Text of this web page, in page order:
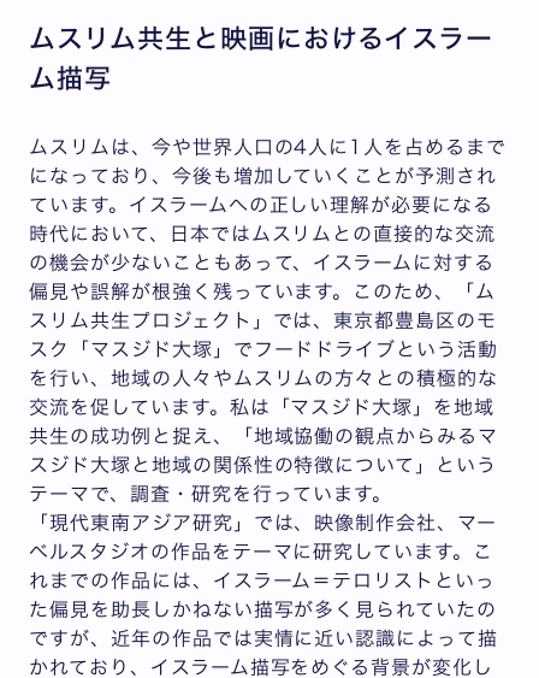
ムスリム共生と映画におけるイスラー
ム描写
ムスリムは、今や世界人口の4人に1人を占めるまで
になっており、今後も増加していくことが予測され
ています。イスラームへの正しい理解が必要になる
時代において、日本ではムスリムとの直接的な交流
の機会が少ないこともあって、イスラームに対する
偏見や誤解が根強く残っています。このため、「ム
スリム共生プロジェクト」では、東京都豊島区のモ
スク「マスジド大塚」でフードドライブという活動
を行い、地域の人々やムスリムの方々との積極的な
交流を促しています。私は「マスジド大塚」を地域
共生の成功例と捉え、「地域協働の観点からみるマ
スジド大塚と地域の関係性の特徴について」という
テーマで、調査・研究を行っています。
「現代東南アジア研究」では、映像制作会社、マー
ベルスタジオの作品をテーマに研究しています。こ
れまでの作品には、イスラーム＝テロリストといっ
た偏見を助長しかねない描写が多く見られていたの
ですが、近年の作品では実情に近い認識によって描
かれており、イスラーム描写をめぐる背景が変化し